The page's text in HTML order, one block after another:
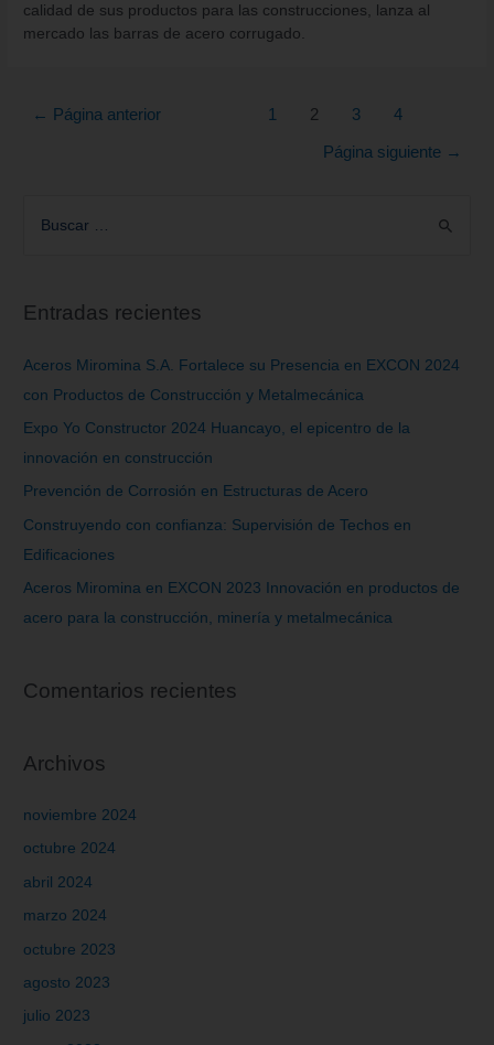
calidad de sus productos para las construcciones, lanza al
mercado las barras de acero corrugado.
← Página anterior 1 2 3 4
Página siguiente →
Entradas recientes
Aceros Miromina S.A. Fortalece su Presencia en EXCON 2024
con Productos de Construcción y Metalmecánica
Expo Yo Constructor 2024 Huancayo, el epicentro de la
innovación en construcción
Prevención de Corrosión en Estructuras de Acero
Construyendo con confianza: Supervisión de Techos en
Edificaciones
Aceros Miromina en EXCON 2023 Innovación en productos de
acero para la construcción, minería y metalmecánica
Comentarios recientes
Archivos
noviembre 2024
octubre 2024
abril 2024
marzo 2024
octubre 2023
agosto 2023
julio 2023